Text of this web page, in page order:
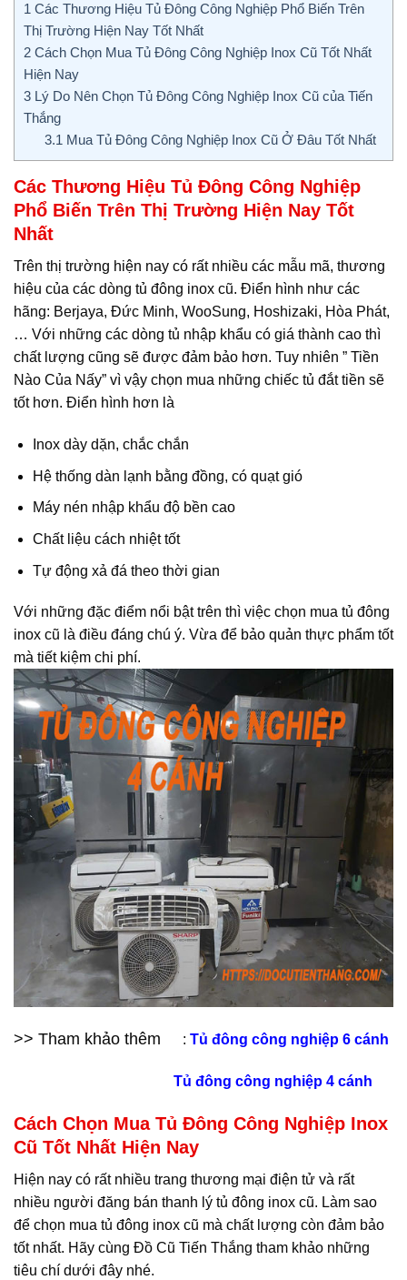
1 Các Thương Hiệu Tủ Đông Công Nghiệp Phổ Biến Trên
Thị Trường Hiện Nay Tốt Nhất
2 Cách Chọn Mua Tủ Đông Công Nghiệp Inox Cũ Tốt Nhất
Hiện Nay
3 Lý Do Nên Chọn Tủ Đông Công Nghiệp Inox Cũ của Tiến
Thắng
3.1 Mua Tủ Đông Công Nghiệp Inox Cũ Ở Đâu Tốt Nhất
Các Thương Hiệu Tủ Đông Công Nghiệp
Phổ Biến Trên Thị Trường Hiện Nay Tốt
Nhất
Trên thị trường hiện nay có rất nhiều các mẫu mã, thương
hiệu của các dòng tủ đông inox cũ. Điển hình như các
hãng: Berjaya, Đức Minh, WooSung, Hoshizaki, Hòa Phát,
… Với những các dòng tủ nhập khẩu có giá thành cao thì
chất lượng cũng sẽ được đảm bảo hơn. Tuy nhiên ” Tiền
Nào Của Nấy” vì vậy chọn mua những chiếc tủ đắt tiền sẽ
tốt hơn. Điển hình hơn là
Inox dày dặn, chắc chắn
Hệ thống dàn lạnh bằng đồng, có quạt gió
Máy nén nhập khẩu độ bền cao
Chất liệu cách nhiệt tốt
Tự động xả đá theo thời gian
Với những đặc điểm nổi bật trên thì việc chọn mua tủ đông
inox cũ là điều đáng chú ý. Vừa để bảo quản thực phẩm tốt
mà tiết kiệm chi phí.
>> Tham khảo thêm : Tủ đông công nghiệp 6 cánh
Tủ đông công nghiệp 4 cánh
Cách Chọn Mua Tủ Đông Công Nghiệp Inox
Cũ Tốt Nhất Hiện Nay
Hiện nay có rất nhiều trang thương mại điện tử và rất
nhiều người đăng bán thanh lý tủ đông inox cũ. Làm sao
để chọn mua tủ đông inox cũ mà chất lượng còn đảm bảo
tốt nhất. Hãy cùng Đồ Cũ Tiến Thắng tham khảo những
tiêu chí dưới đây nhé.